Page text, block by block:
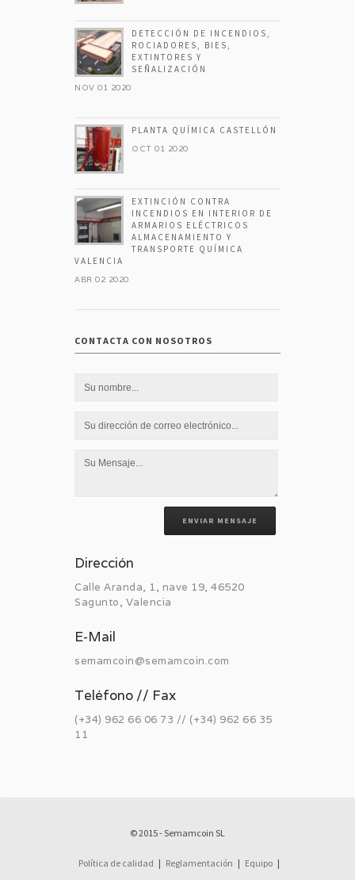
DETECCIÓN DE INCENDIOS,
ROCIADORES, BIES,
EXTINTORES Y
SEÑALIZACIÓN
NOV 01 2020
PLANTA QUÍMICA CASTELLÓN
OCT 01 2020
EXTINCIÓN CONTRA
INCENDIOS EN INTERIOR DE
ARMARIOS ELÉCTRICOS
ALMACENAMIENTO Y
TRANSPORTE QUÍMICA
VALENCIA
ABR 02 2020
CONTACTA CON NOSOTROS
ENVIAR MENSAJE
Dirección
Calle Aranda, 1, nave 19, 46520
Sagunto, Valencia
E-Mail
semamcoin@semamcoin.com
Teléfono // Fax
(+34) 962 66 06 73 // (+34) 962 66 35
11
© 2015 - Semamcoin SL
Política de calidad | Reglamentación | Equipo |